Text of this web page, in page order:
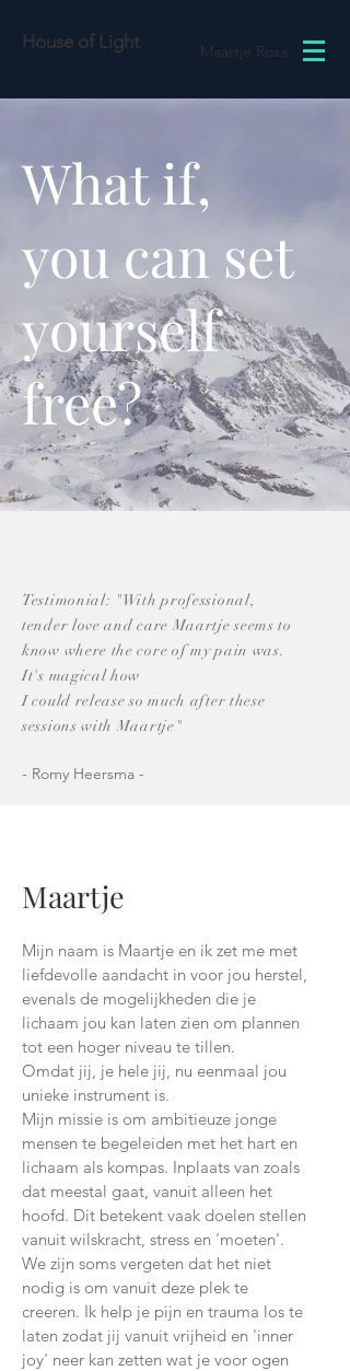
House of Light Maartje Rosa
What if,
you can set
yourself
free?
Testimonial: "With professional,
tender love and care Maartje seems to
know where the core of my pain was.
It's magical how
I could release so much after these
sessions with Maartje"
- Romy Heersma -
Maartje
Mijn naam is Maartje en ik zet me met
liefdevolle aandacht in voor jou herstel,
evenals de mogelijkheden die je
lichaam jou kan laten zien om plannen
tot een hoger niveau te tillen.
Omdat jij, je hele jij, nu eenmaal jou
unieke instrument is.
Mijn missie is om ambitieuze jonge
mensen te begeleiden met het hart en
lichaam als kompas. Inplaats van zoals
dat meestal gaat, vanuit alleen het
hoofd. Dit betekent vaak doelen stellen
vanuit wilskracht, stress en 'moeten'.
We zijn soms vergeten dat het niet
nodig is om vanuit deze plek te
creeren. Ik help je pijn en trauma los te
laten zodat jij vanuit vrijheid en 'inner
joy' neer kan zetten wat je voor ogen